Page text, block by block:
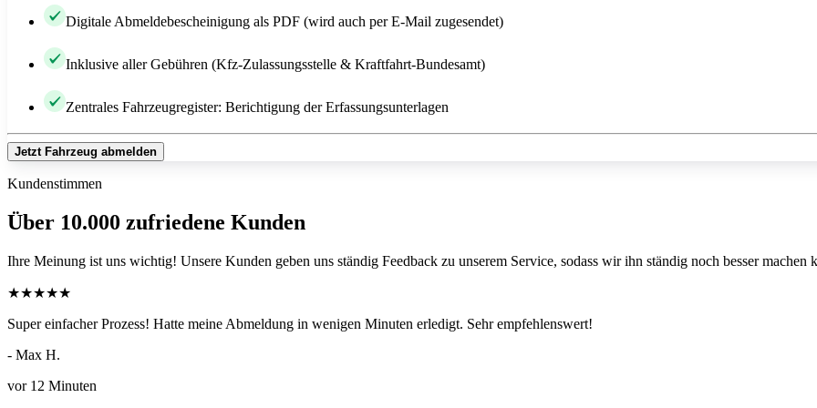
Digitale Abmeldebescheinigung als PDF (wird auch per E-Mail zugesendet)
Inklusive aller Gebühren (Kfz-Zulassungsstelle & Kraftfahrt-Bundesamt)
Zentrales Fahrzeugregister: Berichtigung der Erfassungsunterlagen
Jetzt Fahrzeug abmelden
Kundenstimmen
Über 10.000 zufriedene Kunden
Ihre Meinung ist uns wichtig! Unsere Kunden geben uns ständig Feedback zu unserem Service, sodass wir ihn ständig noch besser machen
★★★★★
Super einfacher Prozess! Hatte meine Abmeldung in wenigen Minuten erledigt. Sehr empfehlenswert!
- Max H.
vor 12 Minuten